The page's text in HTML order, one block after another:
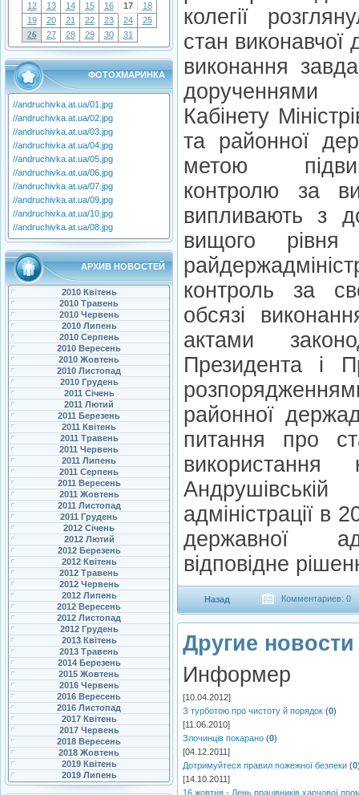
12
13 14 15 16 17
18
19
20 21 22 23 24
25
26
27 28 29 30 31
ФОТОХМАРИНКА
//andruchivka.at.ua/01.jpg
//andruchivka.at.ua/02.jpg
//andruchivka.at.ua/03.jpg
//andruchivka.at.ua/04.jpg
//andruchivka.at.ua/05.jpg
//andruchivka.at.ua/06.jpg
//andruchivka.at.ua/07.jpg
//andruchivka.at.ua/09.jpg
//andruchivka.at.ua/10.jpg
//andruchivka.at.ua/08.jpg
АРХИВ НОВОСТЕЙ
2010 Квітень
2010 Травень
2010 Червень
2010 Липень
2010 Серпень
2010 Вересень
2010 Жовтень
2010 Листопад
2010 Грудень
2011 Січень
2011 Лютий
2011 Березень
2011 Квітень
2011 Травень
2011 Червень
2011 Липень
2011 Серпень
2011 Вересень
2011 Жовтень
2011 Листопад
2011 Грудень
2012 Січень
2012 Лютий
2012 Березень
2012 Квітень
2012 Травень
2012 Червень
2012 Липень
2012 Вересень
2012 Листопад
2012 Грудень
2013 Квітень
2013 Травень
2014 Березень
2015 Жовтень
2016 Червень
2016 Вересень
2016 Листопад
2017 Квітень
2017 Червень
2018 Вересень
2018 Жовтень
2019 Квітень
2019 Липень
колегії
стан виконавчої
виконання
дорученнями
Кабінету
та районної
метою
контролю за
випливають з
вищого
контроль за
обсязі
актами
Президента і
районної
питання про
адміністрації в
державної
відповідне
Назад Комментариев: 0
Другие
Информер
[10.04.2012]
З турботою про чистоту й порядок (0)
[11.06.2010]
Злочинців покарано (0)
[04.12.2011]
Дотримуйтеся правил пожежної безпеки (0
[14.10.2011]
16 жовтня - День працівників харчової